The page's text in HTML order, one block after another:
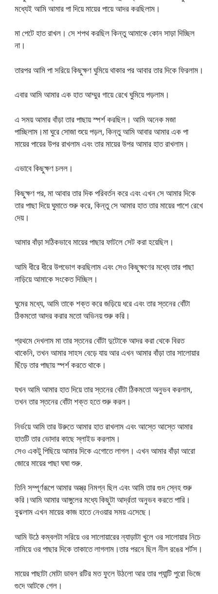
মধ্যেই আমি আমার পা দিয়ে মায়ের পায়ে আদর করছিলাম।
মা পেটে হাত রাখল। সে শপথ করছিল কিন্তু আমাকে কোন সাড়া দিচ্ছিল
না।
তারপর আমি পা সরিয়ে কিছুক্ষণ ঘুমিয়ে থাকার পর আবার তার দিকে ফিরলাম।
এবার আমি আমার এক হাত আম্মুর গায়ে রেখে ঘুমিয়ে পড়লাম।
এ সময় আমার বাঁড়া তার পাছায় স্পর্শ করছিল। আমি অনেক মজা
পাচ্ছিলাম।মা ঘুরে সোজা শুয়ে পড়ল, কিন্তু আমি আবার আমার এক পা
মায়ের পায়ের উপর রাখলাম এবং তার মায়ের উপর আমার হাত রাখলাম।
এভাবে কিছুক্ষণ চলল।
কিছুক্ষণ পর, মা আবার তার দিক পরিবর্তন করে এবং এখন সে আমার দিকে
তার পাছা দিয়ে ঘুমাতে শুরু করে, কিন্তু সে আমার হাত তার মায়ের পাশে রেখে
দেয়।
আমার বাঁড়া সঠিকভাবে মায়ের পাছার ফাটলে সেট করা হয়েছিল।
আমি ধীরে ধীরে উপভোগ করছিলাম এবং সেও কিছুক্ষণের মধ্যে তার পাছা
নাড়িয়ে আমাকে সংকেত দিচ্ছিল।
ঘুমের মধ্যে, আমি তাকে শক্ত করে জড়িয়ে ধরে এবং তার স্তনের বোঁটা
ঠিকমতো আদর করার মতো অভিনয় শুরু করি।
প্রথমে দেখলাম মা তার স্তনের বোঁটা দুটোকে আদর করা থেকে বিরত
থাকেনি, তখন আমার সাহস বেড়ে যায় আর এখন আমার বাঁড়া তার সালোয়ার
ছিঁড়ে তার পাছায় স্পর্শ করতে থাকে।
যখন আমি আমার হাত দিয়ে তার স্তনের বোঁটা ঠিকমতো অনুভব করলাম,
তখন তার স্তনের বোঁটা শক্ত হতে শুরু করল।
নির্ভয়ে আমি তার উরুতে আমার হাত রাখলাম এবং আস্তে আস্তে আমার
হাতটি তার ভোদার কাছে স্লাইড করলাম।
সেও একটু পিছিয়ে আমার দিকে এগোতে লাগল। এখন আমার বাঁড়া আরো
জোরে মায়ের পাছা ঘষা শুরু.
তিনি সম্পূর্ণরূপে আমার অস্ত্র নিমগ্ন ছিল এবং আমি তার গুদ স্নেহ শুরু
করি।আমি আমার আঙ্গুলের মধ্যে কিছুটা আর্দ্রতা অনুভব করতে পারি।
বুঝলাম এখন মায়ের কাজ হাতে নেওয়ার সময় এসেছে।
আমি উঠে কম্বলটা সরিয়ে ওর সালোয়ারের ন্যাড়াটা খুলে ওর সালোয়ার নিচে
নামিয়ে ওর পাছার দিকে তাকাতে লাগলাম।তার পরনে ছিল নীল রঙের শর্টস।
মায়ের পাছাটা মোটা ডাবল রটির মত ফুলে উঠলো আর তার প্যান্টি পুরো ভিজে
গুদে আটকে গেল।